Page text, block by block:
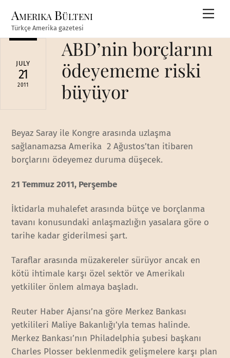
content
Amerika Bülteni
Türkçe Amerika gazetesi
JULY
21
2011
ABD’nin borçlarını
ödeyememe riski
büyüyor
Beyaz Saray ile Kongre arasında uzlaşma
sağlanamazsa Amerika 2 Ağustos’tan itibaren
borçlarını ödeyemez duruma düşecek.
21 Temmuz 2011, Perşembe
İktidarla muhalefet arasında bütçe ve borçlanma
tavanı konusundaki anlaşmazlığın yasalara göre o
tarihe kadar giderilmesi şart.
Taraflar arasında müzakereler sürüyor ancak en
kötü ihtimale karşı özel sektör ve Amerikalı
yetkililer önlem almaya başladı.
Reuter Haber Ajansı’na göre Merkez Bankası
yetkilileri Maliye Bakanlığı’yla temas halinde.
Merkez Bankası’nın Philadelphia şubesi başkanı
Charles Plosser beklenmedik gelişmelere karşı plan